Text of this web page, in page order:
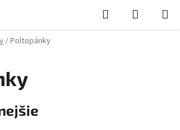
Hľadať
KOŠÍK
/Poltopánky